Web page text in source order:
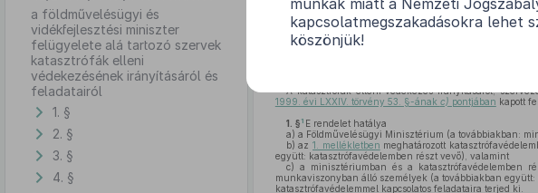
a földművelésügyi és
vidékfejlesztési miniszter
felügyelete alá tartozó szervek
katasztrófák elleni
védekezésének irányításáról és
feladatairól
1. §
2. §
3. §
4. §
katasztrófák elleni
A katasztrófák elleni védekezés irányításáról,
1999. évi LXXIV. törvény 53. §-ának c) pontjában kapott
1. § 1 E rendelet hatálya
a) a Földművelésügyi Minisztérium (a továbbiakban:
b) az1. mellékletben meghatározott
együtt: katasztrófavédelemben részt vevő), valamint
c) a minisztériumban és a katasztrófavédelemben
munkaviszonyban álló személyek (a továbbiakban
katasztrófavédelemmel kapcsolatos feladataira terjed ki.
munkák miatt a Nemzeti
kapcsolatmegszakadásokra lehet
köszönjük!